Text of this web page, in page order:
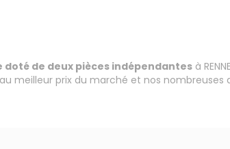
de deux pièces indépendantes à
meilleur prix du marché et nos